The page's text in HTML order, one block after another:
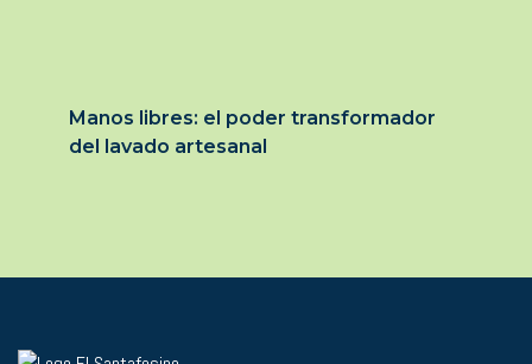
Manos libres: el poder transformador
del lavado artesanal